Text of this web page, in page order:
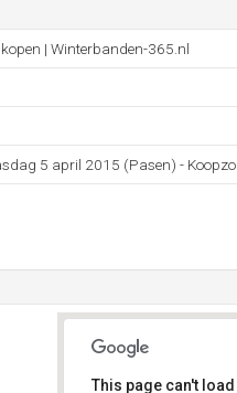
| Winterbanden-365.nl
5 april 2015 (Pasen) -
This page can't